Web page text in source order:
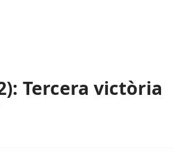
Tercera victòria